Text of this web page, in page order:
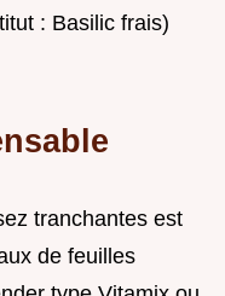
: Basilic frais)
tranchantes est
de feuilles